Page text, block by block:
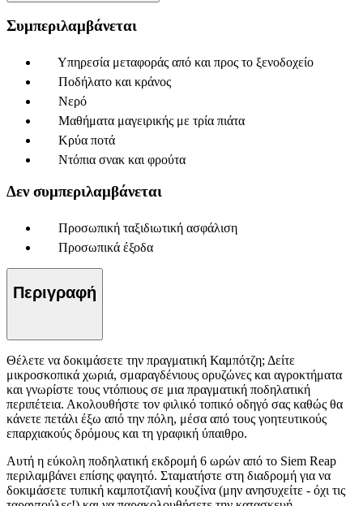
Συμπεριλαμβάνεται
Υπηρεσία μεταφοράς από και προς το ξενοδοχείο
Ποδήλατο και κράνος
Νερό
Μαθήματα μαγειρικής με τρία πιάτα
Κρύα ποτά
Ντόπια σνακ και φρούτα
Δεν συμπεριλαμβάνεται
Προσωπική ταξιδιωτική ασφάλιση
Προσωπικά έξοδα
Περιγραφή
Θέλετε να δοκιμάσετε την πραγματική Καμπότζη; Δείτε
μικροσκοπικά χωριά, σμαραγδένιους ορυζώνες και αγροκτήματα
και γνωρίστε τους ντόπιους σε μια πραγματική ποδηλατική
περιπέτεια. Ακολουθήστε τον φιλικό τοπικό οδηγό σας καθώς θα
κάνετε πετάλι έξω από την πόλη, μέσα από τους γοητευτικούς
επαρχιακούς δρόμους και τη γραφική ύπαιθρο.
Αυτή η εύκολη ποδηλατική εκδρομή 6 ωρών από το Siem Reap
περιλαμβάνει επίσης φαγητό. Σταματήστε στη διαδρομή για να
δοκιμάσετε τυπική καμποτζιανή κουζίνα (μην ανησυχείτε - όχι τις